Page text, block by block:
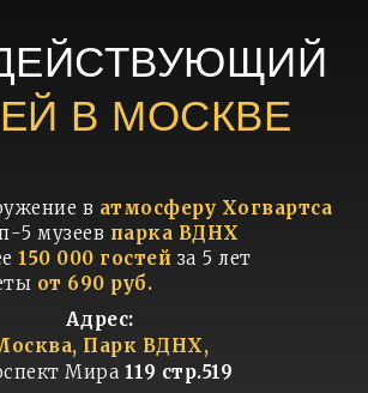
в атмосферу Хогвартса
5 музеев парка ВДНХ
150 000 гостей за 5 лет
от 690 руб.
Адрес:
Парк ВДНХ,
Мира 119 стр.519
В МОСКВЕ